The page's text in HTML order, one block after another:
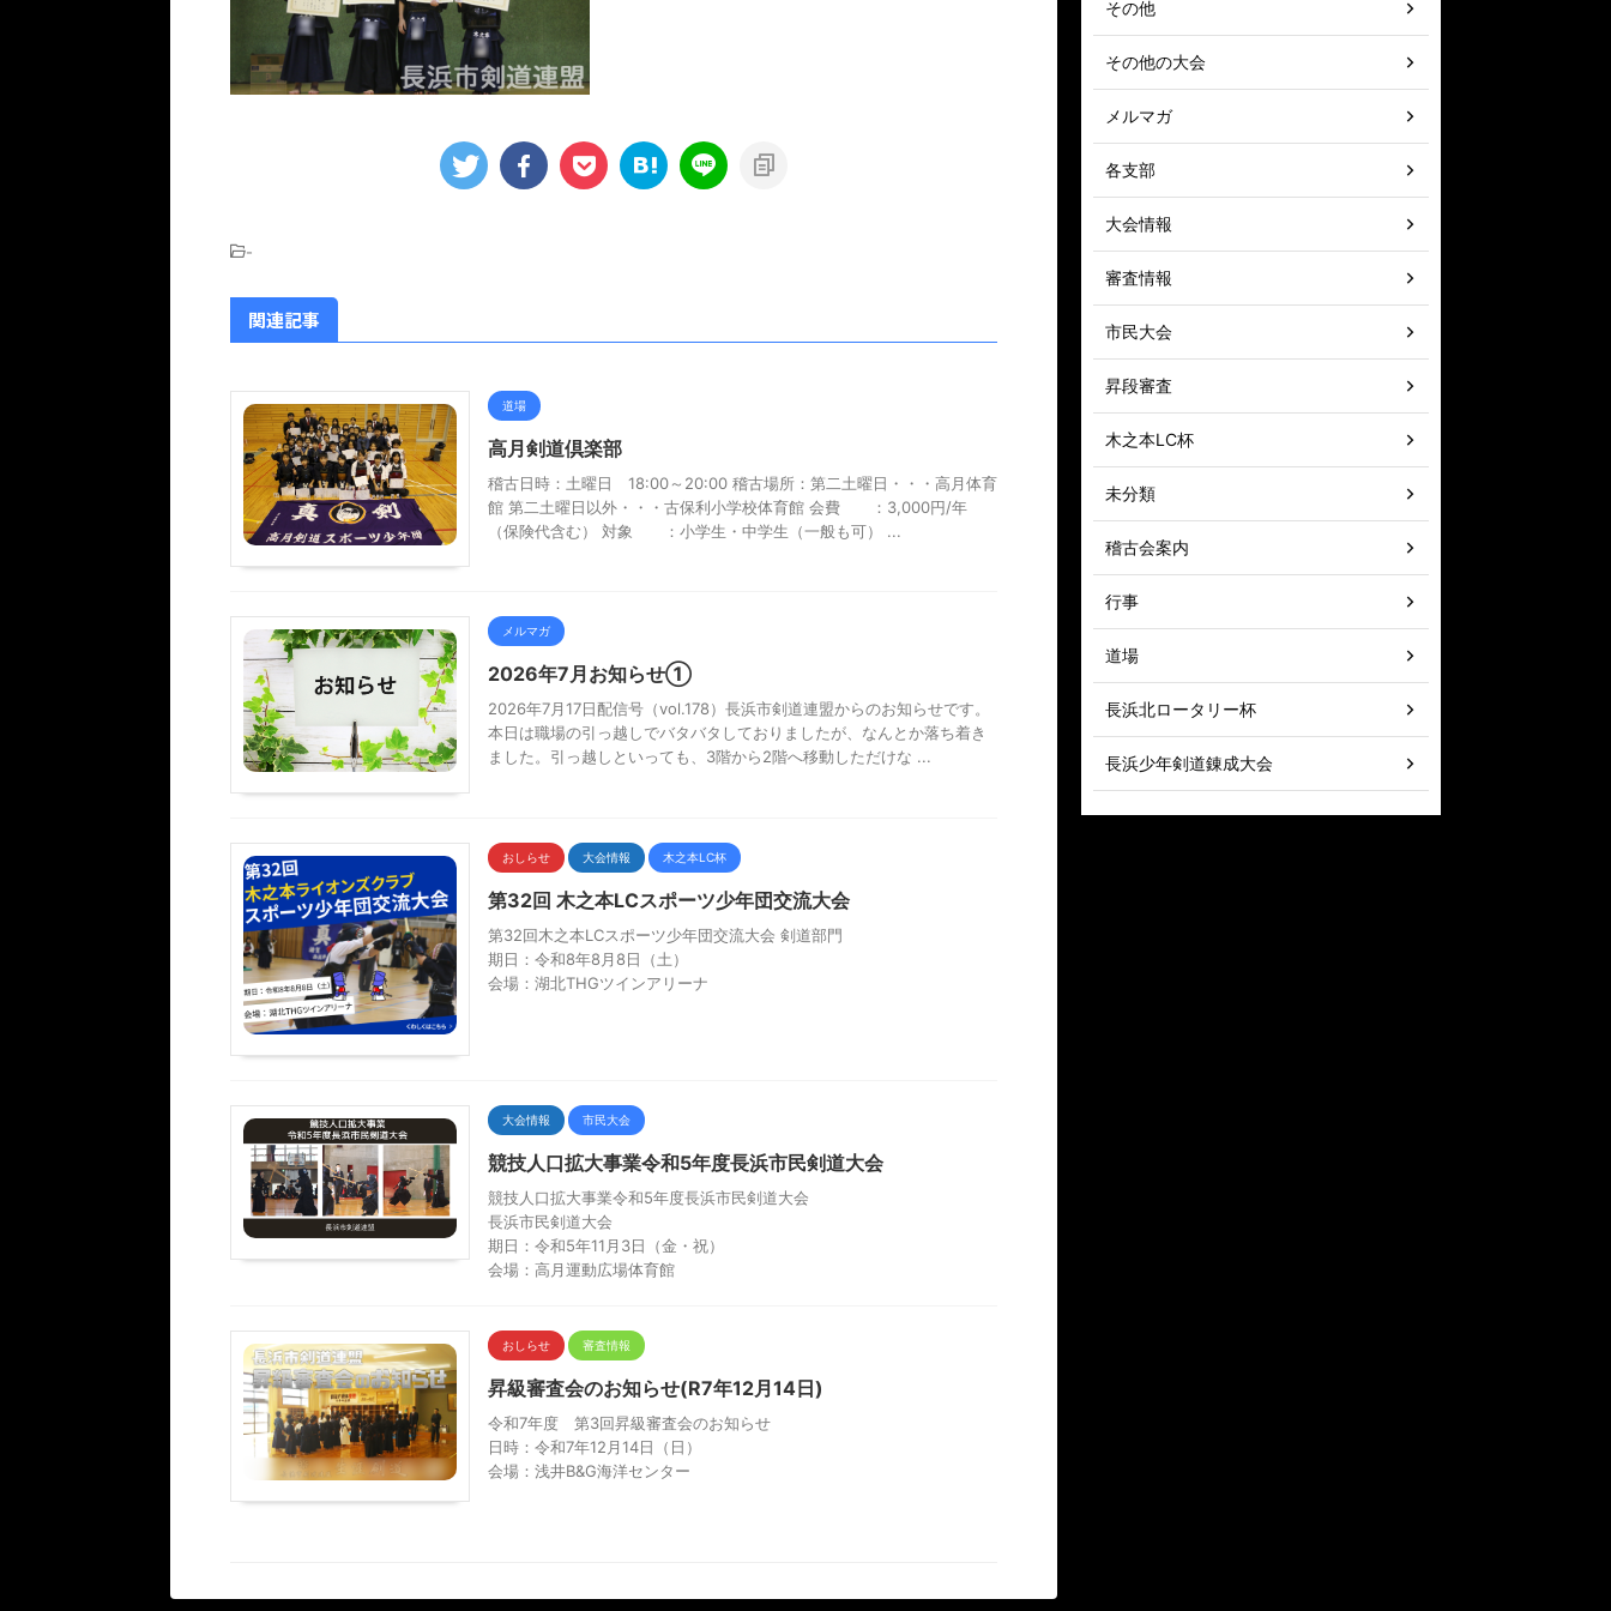
-
関連記事
道場
高月剣道倶楽部
稽古日時：土曜日 18:00～20:00 稽古場所：第二土曜日・・・高月体育
館 第二土曜日以外・・・古保利小学校体育館 会費 ：3,000円/年
（保険代含む） 対象 ：小学生・中学生（一般も可） ...
メルマガ
2026年7月お知らせ①
2026年7月17日配信号（vol.178）長浜市剣道連盟からのお知らせです。
本日は職場の引っ越しでバタバタしておりましたが、なんとか落ち着き
ました。引っ越しといっても、3階から2階へ移動しただけな ...
おしらせ 大会情報 木之本LC杯
第32回 木之本LCスポーツ少年団交流大会
第32回木之本LCスポーツ少年団交流大会 剣道部門
期日：令和8年8月8日（土）
会場：湖北THGツインアリーナ
大会情報 市民大会
競技人口拡大事業令和5年度長浜市民剣道大会
競技人口拡大事業令和5年度長浜市民剣道大会
長浜市民剣道大会
期日：令和5年11月3日（金・祝）
会場：高月運動広場体育館
おしらせ 審査情報
昇級審査会のお知らせ(R7年12月14日)
令和7年度 第3回昇級審査会のお知らせ
日時：令和7年12月14日（日）
会場：浅井B&G海洋センター
その他
その他の大会
メルマガ
各支部
大会情報
審査情報
市民大会
昇段審査
木之本LC杯
未分類
稽古会案内
行事
道場
長浜北ロータリー杯
長浜少年剣道錬成大会